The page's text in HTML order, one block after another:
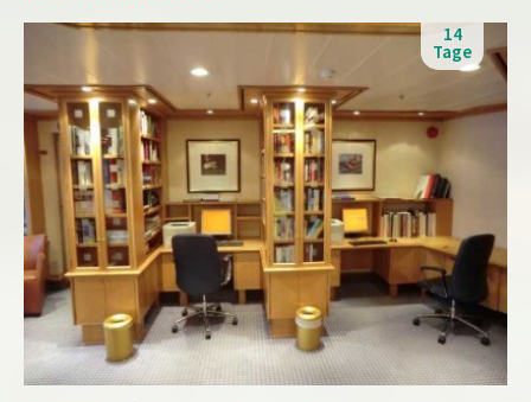
14
Tage